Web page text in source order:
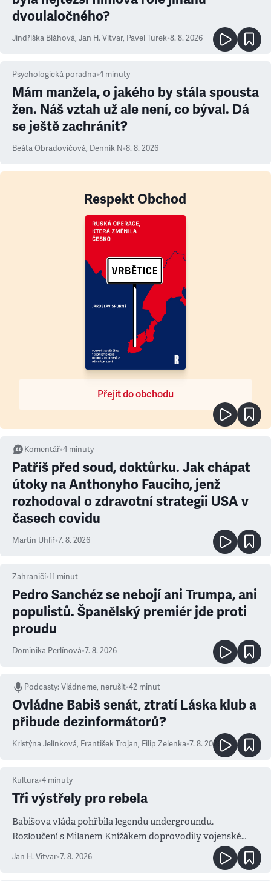
dvoulaločného?
Jindřiška Bláhová, Jan H. Vitvar, Pavel Turek•8. 8. 2026
Psychologická poradna•4 minuty
Mám manžela, o jakého by stála spousta
žen. Náš vztah už ale není, co býval. Dá
se ještě zachránit?
Beáta Obradovičová, Denník N•8. 8. 2026
Respekt Obchod
Přejít do obchodu
Komentář•4 minuty
Patříš před soud, doktůrku. Jak chápat
útoky na Anthonyho Fauciho, jenž
rozhodoval o zdravotní strategii USA v
časech covidu
Martin Uhlíř•7. 8. 2026
Zahraničí•11 minut
Pedro Sanchéz se nebojí ani Trumpa, ani
populistů. Španělský premiér jde proti
proudu
Dominika Perlínová•7. 8. 2026
Podcasty:Vládneme, nerušit•42 minut
Ovládne Babiš senát, ztratí Láska klub a
přibude dezinformátorů?
Kristýna Jelínková, František Trojan, Filip Zelenka•7. 8. 2026
Kultura•4 minuty
Tři výstřely pro rebela
Babišova vláda pohřbila legendu undergroundu.
Rozloučení s Milanem Knížákem doprovodily vojenské
salvy i kritika pokrokářů
Jan H. Vitvar•7. 8. 2026